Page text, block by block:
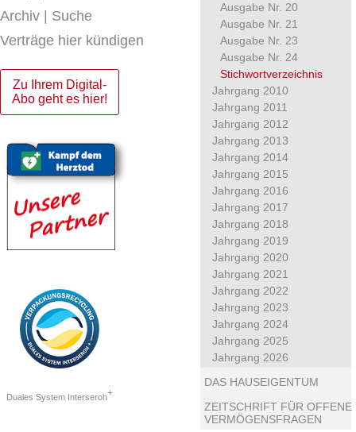
Archiv | Suche
Verträge hier kündigen
Zu Ihrem Digital-
Abo geht es hier!
Duales System Interseroh+
Ausgabe Nr. 20
Ausgabe Nr. 21
Ausgabe Nr. 23
Ausgabe Nr. 24
Stichwortverzeichnis
Jahrgang 2010
Jahrgang 2011
Jahrgang 2012
Jahrgang 2013
Jahrgang 2014
Jahrgang 2015
Jahrgang 2016
Jahrgang 2017
Jahrgang 2018
Jahrgang 2019
Jahrgang 2020
Jahrgang 2021
Jahrgang 2022
Jahrgang 2023
Jahrgang 2024
Jahrgang 2025
Jahrgang 2026
DAS HAUSEIGENTUM
ZEITSCHRIFT FÜR OFFENE
VERMÖGENSFRAGEN